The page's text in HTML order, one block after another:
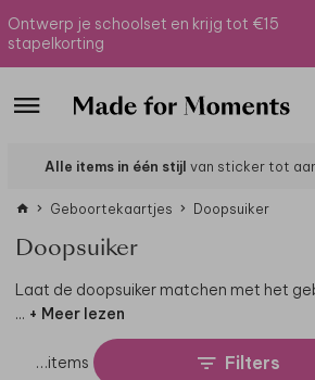
Ontwerp je schoolset en krijg tot €15
stapelkorting
Alle items in één stijl van sticker tot
Geboortekaartjes Doopsuiker
Doopsuiker
Laat de doopsuiker matchen met het
... + Meer lezen
…items Filters